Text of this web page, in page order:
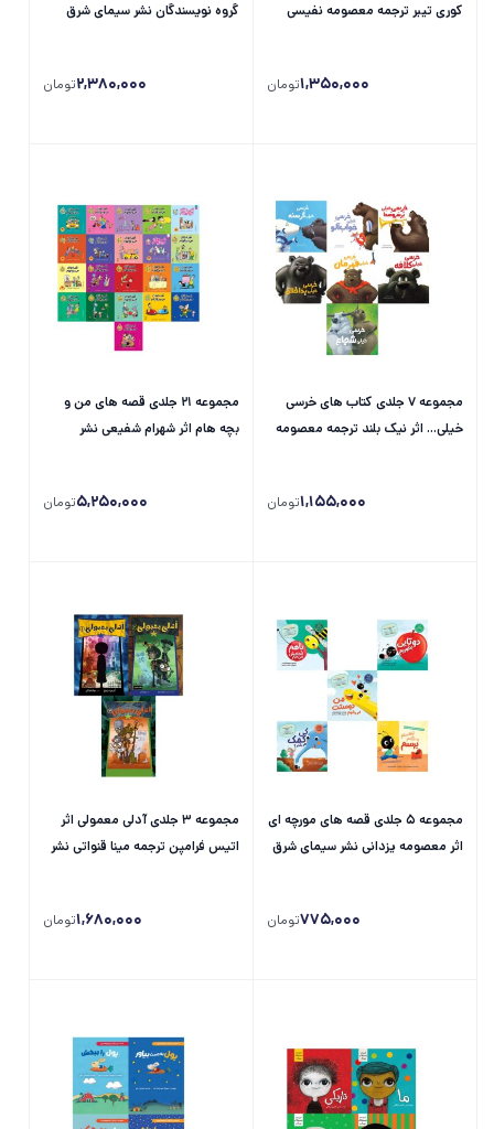
کوری تیبر ترجمه معصومه نفیسی
1,350,000تومان
گروه نویسندگان نشر سیمای شرق
2,380,000تومان
مجموعه 7 جلدی کتاب های خرسی
خیلی... اثر نیک بلند ترجمه معصومه
1,155,000تومان
مجموعه 21 جلدی قصه های من و
بچه هام اثر شهرام شفیعی نشر
5,250,000تومان
مجموعه 5 جلدی قصه های مورچه ای
اثر معصومه یزدانی نشر سیمای شرق
775,000تومان
مجموعه 3 جلدی آدلی معمولی اثر
اتیس فرامپن ترجمه مینا قنواتی نشر
1,680,000تومان